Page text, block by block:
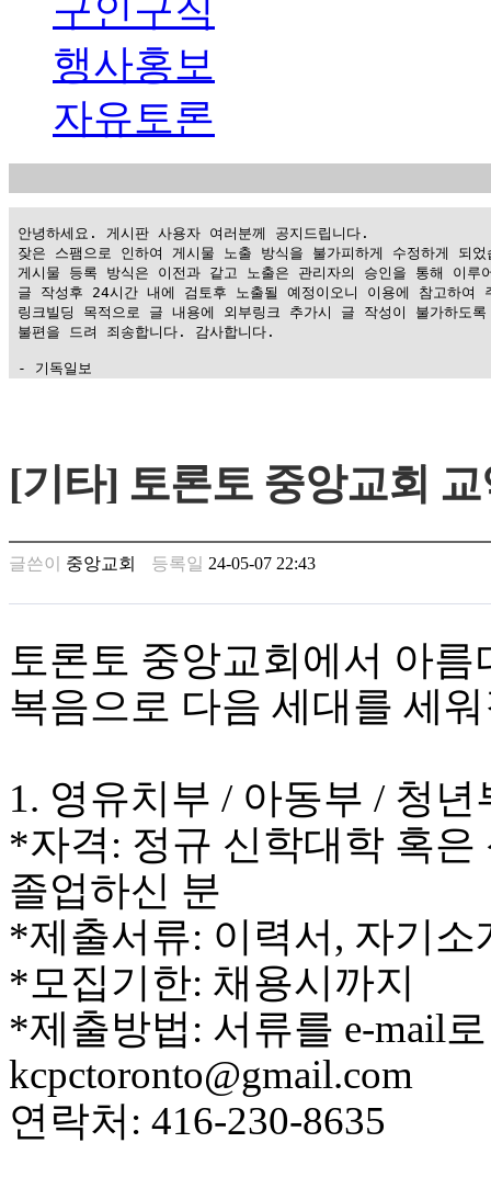
구인구직
행사홍보
자유토론
안녕하세요. 게시판 사용자 여러분께 공지드립니다.
잦은 스팸으로 인하여 게시물 노출 방식을 불가피하게 수정하게 되었
게시물 등록 방식은 이전과 같고 노출은 관리자의 승인을 통해 이루
글 작성후 24시간 내에 검토후 노출될 예정이오니 이용에 참고하여
링크빌딩 목적으로 글 내용에 외부링크 추가시 글 작성이 불가하도
불편을 드려 죄송합니다. 감사합니다.
- 기독일보
남
찾
은
꼴
크
키
넷
주
체
출
장
마
러
브
국
소
우
즐
성
비
[기타] 토론토 중앙교회
글쓴이 중앙교회 등록일 24-05-07 22:43
토론토 중앙교회에서 아
복음으로 다음 세대를 세
1. 영유치부 / 아동부 / 청년
*자격: 정규 신학대학 혹
졸업하신 분
*제출서류: 이력서, 자기소
*모집기한: 채용시까지
*제출방법: 서류를 e-mail
kcpctoronto@gmail.com
연락처: 416-230-8635